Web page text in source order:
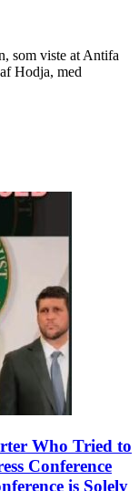
som viste at Antifa
Hodja, med
Who Tried to
Conference
is Solely